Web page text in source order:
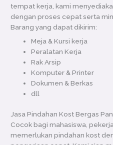
tempat kerja, kami
dengan proses cepat serta
Barang yang dapat dikirim:
Meja & Kursi kerja
Peralatan Kerja
Rak Arsip
Komputer & Printer
Dokumen & Berkas
dll
Jasa Pindahan Kost Bergas
Cocok bagi mahasiswa,
memerlukan pindahan kost